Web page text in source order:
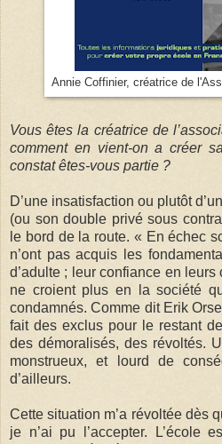
Annie Coffinier, créatrice de
Vous êtes la créatrice de
comment en vient-on a créer
constat êtes-vous partie ?
D’une insatisfaction ou plutôt
(ou son double privé sous
le bord de la route. « En échec
n’ont pas acquis les
d’adulte ; leur confiance en
ne croient plus en la société
condamnés. Comme dit Erik
fait des exclus pour le restant
des démoralisés, des révoltés.
monstrueux, et lourd de
d’ailleurs.
Cette situation m’a révoltée dès
je n’ai pu l’accepter. L’école